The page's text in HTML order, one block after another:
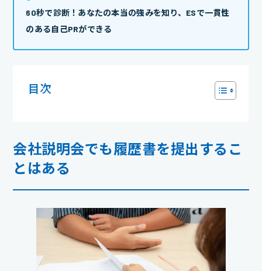
60秒で診断！あなたの本当の強みを知り、ESで一貫性
のある自己PRができる
目次
会社説明会でも履歴書を提出するこ
とはある